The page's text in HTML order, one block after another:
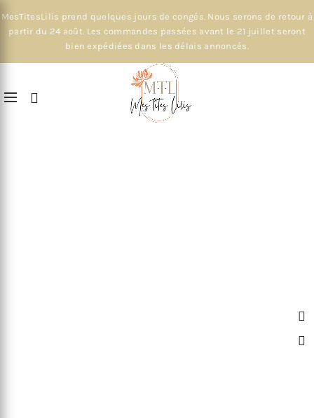
MesTitesLilis prend quelques jours de congés. Nous serons de retour à
partir du 24 août. Les commandes passées avant le 21 juillet seront
bien expédiées dans les délais annoncés.